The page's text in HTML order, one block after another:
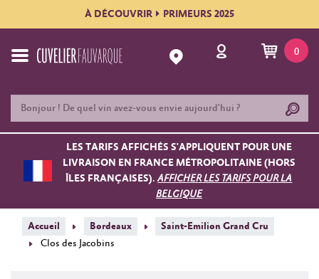
À DÉCOUVRIR PRIMEURS 2025
0
LES TARIFS AFFICHÉS S'APPLIQUENT POUR UNE
LIVRAISON EN FRANCE MÉTROPOLITAINE (HORS
ÎLES FRANÇAISES).AFFICHER LES TARIFS POUR LA
BELGIQUE
Accueil Bordeaux
Saint-Emilion Grand Cru
Clos des Jacobins